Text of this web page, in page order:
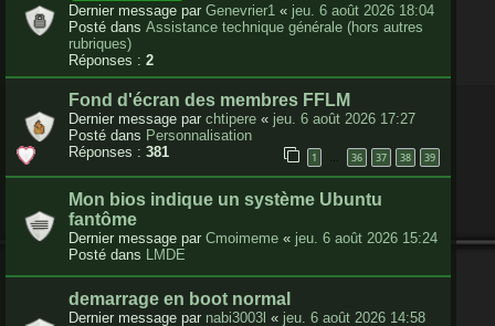
Dernier message par Genevrier1 « jeu. 6 août 2026 18:04
Posté dans Assistance technique générale (hors autres
rubriques)
Réponses : 2
Fond d'écran des membres FFLM
Dernier message par chtipere « jeu. 6 août 2026 17:27
Posté dans Personnalisation
Réponses : 381 1 … 36 37 38 39
Mon bios indique un système Ubuntu
fantôme
Dernier message par Cmoimeme « jeu. 6 août 2026 15:24
Posté dans LMDE
demarrage en boot normal
Dernier message par nabi3003l « jeu. 6 août 2026 14:58